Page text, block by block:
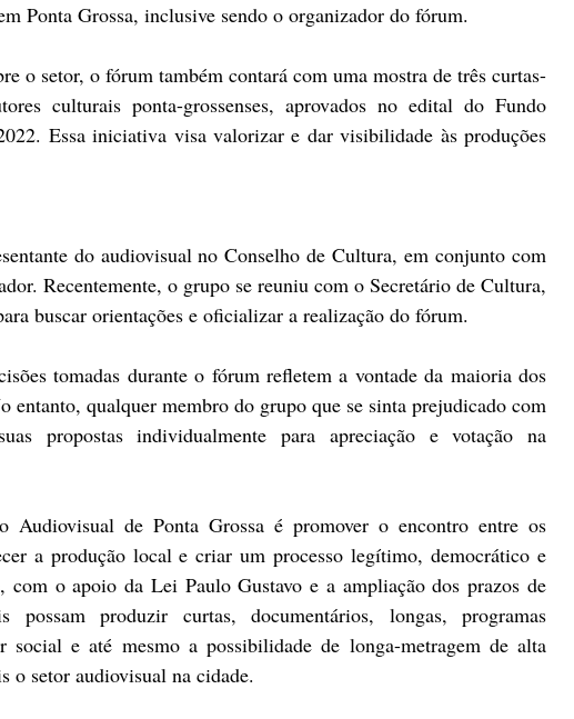
Ponta Grossa, inclusive sendo o organizador do fórum.
o setor, o fórum também contará com uma mostra de três curtas-
culturais ponta-grossenses, aprovados no edital do Fundo
Essa iniciativa visa valorizar e dar visibilidade às produções
do audiovisual no Conselho de Cultura, em conjunto com
Recentemente, o grupo se reuniu com o Secretário de Cultura,
buscar orientações e oficializar a realização do fórum.
tomadas durante o fórum refletem a vontade da maioria dos
entanto, qualquer membro do grupo que se sinta prejudicado com
propostas individualmente para apreciação e votação na
de Ponta Grossa é promover o encontro entre os
a produção local e criar um processo legítimo, democrático e
com o apoio da Lei Paulo Gustavo e a ampliação dos prazos de
possam produzir curtas, documentários, longas, programas
social e até mesmo a possibilidade de longa-metragem de alta
o setor audiovisual na cidade.